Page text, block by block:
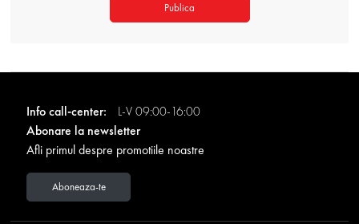
Publica
Info call-center:
L-V 09:00-16:00
Abonare la newsletter
Afli primul despre promotiile noastre
Aboneaza-te